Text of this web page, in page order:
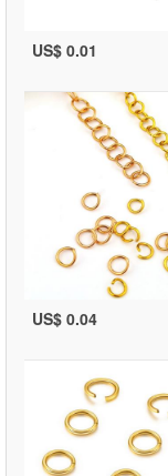
US$ 0.01
US$ 0.04